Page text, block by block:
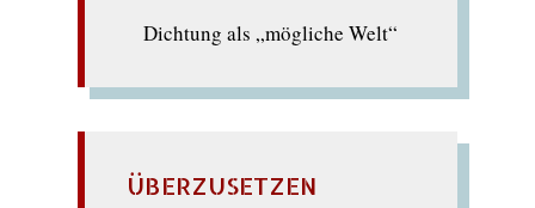
Dichtung als „mögliche Welt“
ÜBERZUSETZEN